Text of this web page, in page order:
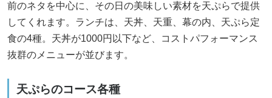
前のネタを中心に、その日の美味しい素材を天ぷらで提供
してくれます。ランチは、天丼、天重、幕の内、天ぷら定
食の4種。天丼が1000円以下など、コストパフォーマンス
抜群のメニューが並びます。
天ぷらのコース各種